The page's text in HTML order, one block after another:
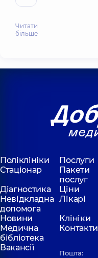
Читати
більше
Поліклініки
Послуги
Стаціонар
Пакети
послуг
Діагностика
Ціни
Невідкладна
допомога
Лікарі
Новини
Клініки
Медична
бібліотека
Контакти
Вакансії
Пошта: